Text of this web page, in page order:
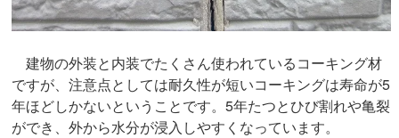
建物の外装と内装でたくさん使われているコーキング材
ですが、注意点としては耐久性が短いコーキングは寿命が5
年ほどしかないということです。5年たつとひび割れや亀裂
ができ、外から水分が浸入しやすくなっています。